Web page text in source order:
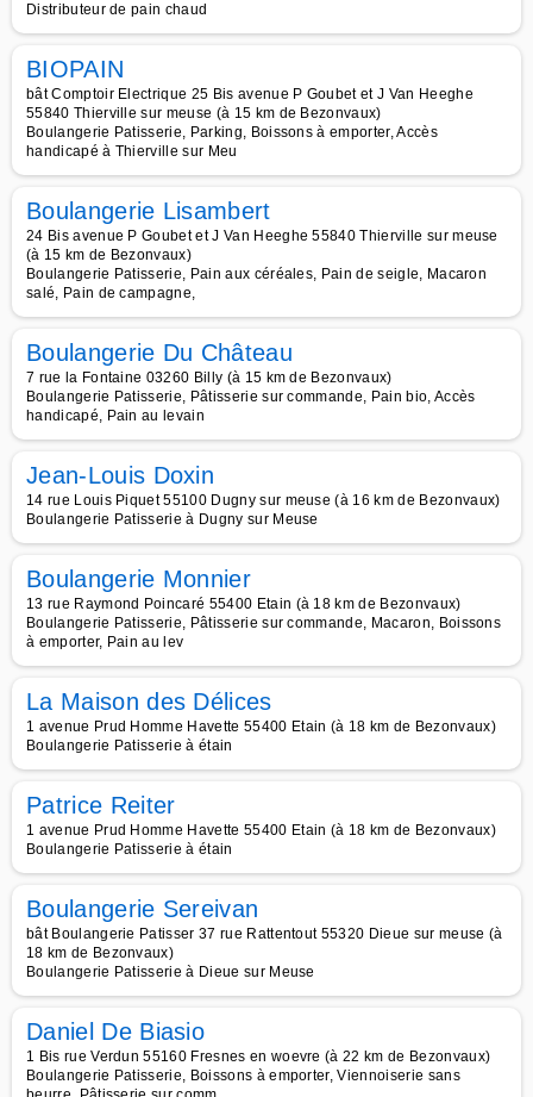
Distributeur de pain chaud
BIOPAIN
bât Comptoir Electrique 25 Bis avenue P Goubet et J Van Heeghe
55840 Thierville sur meuse (à 15 km de Bezonvaux)
Boulangerie Patisserie, Parking, Boissons à emporter, Accès
handicapé à Thierville sur Meu
Boulangerie Lisambert
24 Bis avenue P Goubet et J Van Heeghe 55840 Thierville sur meuse
(à 15 km de Bezonvaux)
Boulangerie Patisserie, Pain aux céréales, Pain de seigle, Macaron
salé, Pain de campagne,
Boulangerie Du Château
7 rue la Fontaine 03260 Billy (à 15 km de Bezonvaux)
Boulangerie Patisserie, Pâtisserie sur commande, Pain bio, Accès
handicapé, Pain au levain
Jean-Louis Doxin
14 rue Louis Piquet 55100 Dugny sur meuse (à 16 km de Bezonvaux)
Boulangerie Patisserie à Dugny sur Meuse
Boulangerie Monnier
13 rue Raymond Poincaré 55400 Etain (à 18 km de Bezonvaux)
Boulangerie Patisserie, Pâtisserie sur commande, Macaron, Boissons
à emporter, Pain au lev
La Maison des Délices
1 avenue Prud Homme Havette 55400 Etain (à 18 km de Bezonvaux)
Boulangerie Patisserie à étain
Patrice Reiter
1 avenue Prud Homme Havette 55400 Etain (à 18 km de Bezonvaux)
Boulangerie Patisserie à étain
Boulangerie Sereivan
bât Boulangerie Patisser 37 rue Rattentout 55320 Dieue sur meuse (à
18 km de Bezonvaux)
Boulangerie Patisserie à Dieue sur Meuse
Daniel De Biasio
1 Bis rue Verdun 55160 Fresnes en woevre (à 22 km de Bezonvaux)
Boulangerie Patisserie, Boissons à emporter, Viennoiserie sans